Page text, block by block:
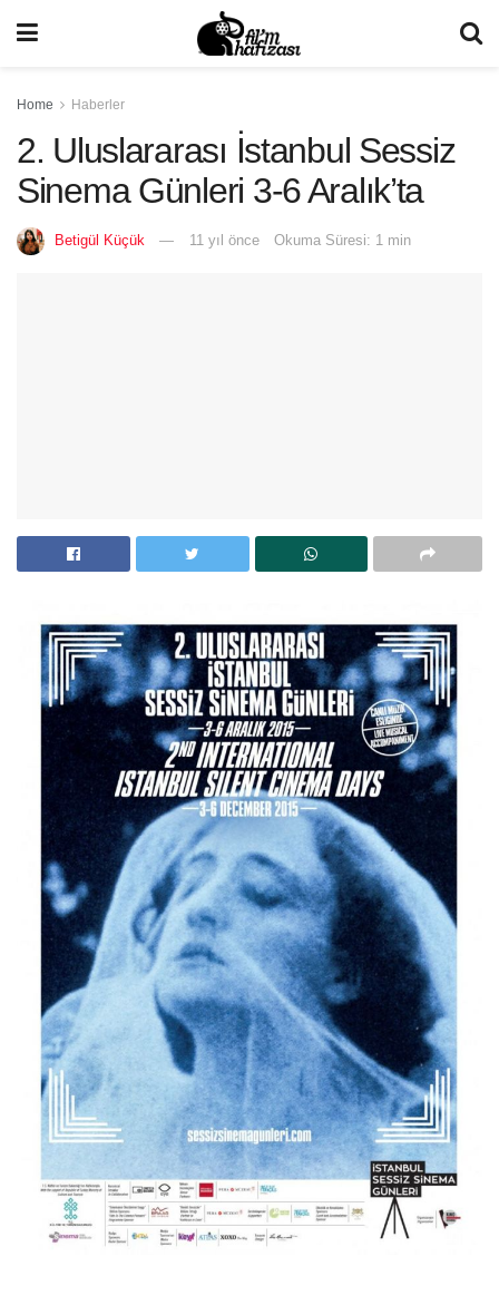
Home Haberler
2. Uluslararası İstanbul Sessiz
Sinema Günleri 3-6 Aralık’ta
Betigül Küçük 11 yıl önce Okuma Süresi: 1 min